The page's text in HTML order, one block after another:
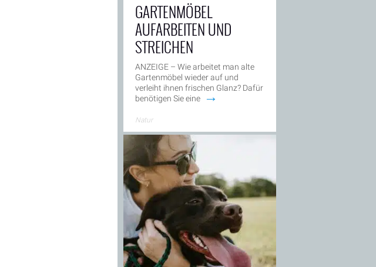
GARTENMÖBEL
AUFARBEITEN UND
STREICHEN
ANZEIGE – Wie arbeitet man alte
Gartenmöbel wieder auf und
verleiht ihnen frischen Glanz? Dafür
benötigen Sie eine
→
ANZEIGE -
Natur